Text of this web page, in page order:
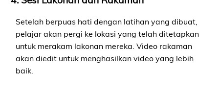
Setelah berpuas hati dengan latihan yang dibuat,
pelajar akan pergi ke lokasi yang telah ditetapkan
untuk merakam lakonan mereka. Video rakaman
akan diedit untuk menghasilkan video yang lebih
baik.